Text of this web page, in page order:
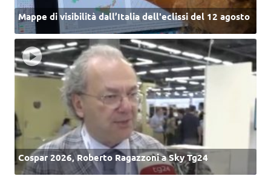
Mappe di visibilità dall’Italia dell'eclissi del 12 agosto
Cospar 2026, Roberto Ragazzoni a Sky Tg24